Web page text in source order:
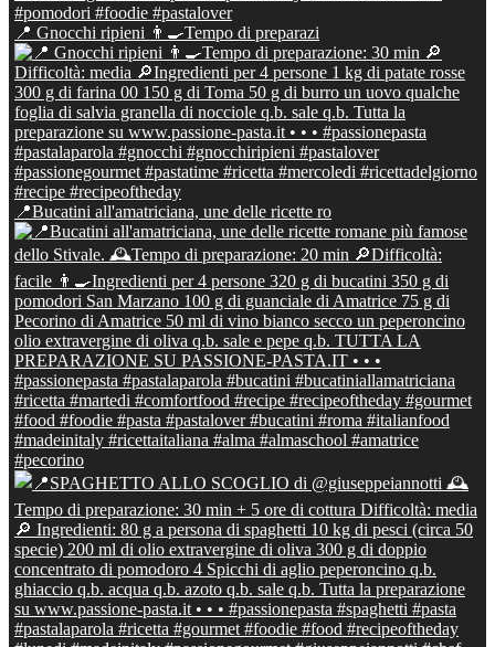
📍 Gnocchi ripieni 👨‍🍳Tempo di preparazi
📍Bucatini all'amatriciana, une delle ricette ro